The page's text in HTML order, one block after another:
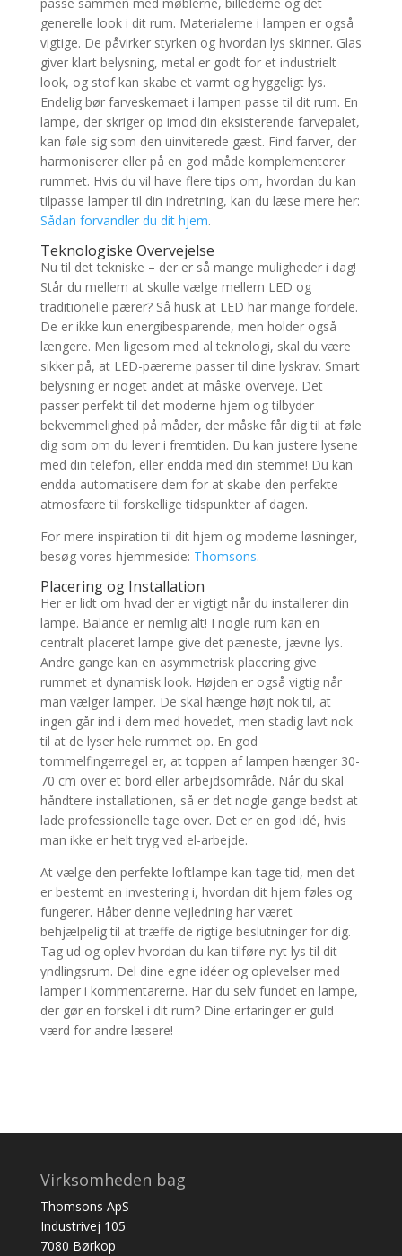
passe sammen med møblerne, billederne og det
generelle look i dit rum. Materialerne i lampen er også
vigtige. De påvirker styrken og hvordan lys skinner. Glas
giver klart belysning, metal er godt for et industrielt
look, og stof kan skabe et varmt og hyggeligt lys.
Endelig bør farveskemaet i lampen passe til dit rum. En
lampe, der skriger op imod din eksisterende farvepalet,
kan føle sig som den uinviterede gæst. Find farver, der
harmoniserer eller på en god måde komplementerer
rummet. Hvis du vil have flere tips om, hvordan du kan
tilpasse lamper til din indretning, kan du læse mere her:
Sådan forvandler du dit hjem.
Teknologiske Overvejelse
Nu til det tekniske – der er så mange muligheder i dag!
Står du mellem at skulle vælge mellem LED og
traditionelle pærer? Så husk at LED har mange fordele.
De er ikke kun energibesparende, men holder også
længere. Men ligesom med al teknologi, skal du være
sikker på, at LED-pærerne passer til dine lyskrav. Smart
belysning er noget andet at måske overveje. Det
passer perfekt til det moderne hjem og tilbyder
bekvemmelighed på måder, der måske får dig til at føle
dig som om du lever i fremtiden. Du kan justere lysene
med din telefon, eller endda med din stemme! Du kan
endda automatisere dem for at skabe den perfekte
atmosfære til forskellige tidspunkter af dagen.
For mere inspiration til dit hjem og moderne løsninger,
besøg vores hjemmeside: Thomsons.
Placering og Installation
Her er lidt om hvad der er vigtigt når du installerer din
lampe. Balance er nemlig alt! I nogle rum kan en
centralt placeret lampe give det pæneste, jævne lys.
Andre gange kan en asymmetrisk placering give
rummet et dynamisk look. Højden er også vigtig når
man vælger lamper. De skal hænge højt nok til, at
ingen går ind i dem med hovedet, men stadig lavt nok
til at de lyser hele rummet op. En god
tommelfingerregel er, at toppen af lampen hænger 30-
70 cm over et bord eller arbejdsområde. Når du skal
håndtere installationen, så er det nogle gange bedst at
lade professionelle tage over. Det er en god idé, hvis
man ikke er helt tryg ved el-arbejde.
At vælge den perfekte loftlampe kan tage tid, men det
er bestemt en investering i, hvordan dit hjem føles og
fungerer. Håber denne vejledning har været
behjælpelig til at træffe de rigtige beslutninger for dig.
Tag ud og oplev hvordan du kan tilføre nyt lys til dit
yndlingsrum. Del dine egne idéer og oplevelser med
lamper i kommentarerne. Har du selv fundet en lampe,
der gør en forskel i dit rum? Dine erfaringer er guld
værd for andre læsere!
Virksomheden bag
Thomsons ApS
Industrivej 105
7080 Børkop